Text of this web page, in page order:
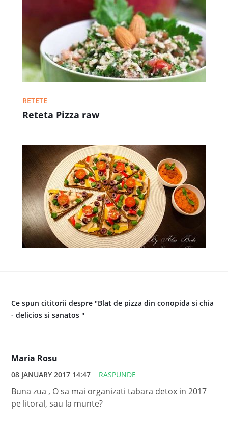
RETETE
Reteta Pizza raw
Ce spun cititorii despre "Blat de pizza din conopida si chia
- delicios si sanatos "
Maria Rosu
08 JANUARY 2017 14:47 RASPUNDE
Buna zua , O sa mai organizati tabara detox in 2017
pe litoral, sau la munte?